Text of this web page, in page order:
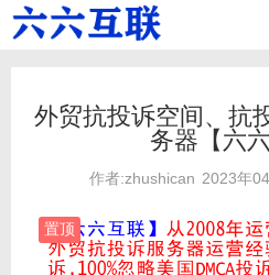
外贸抗投诉空间、抗
务器【六
作者:zhushican 2023年
置顶